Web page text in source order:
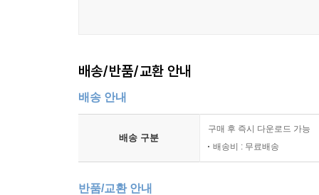
배송/반품/교환 안내
배송 안내
배송 구분
구매 후 즉시 다운로드 가능
배송비 : 무료배송
반품/교환 안내